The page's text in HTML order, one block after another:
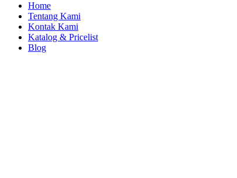
Home
Tentang Kami
Kontak Kami
Katalog & Pricelist
Blog